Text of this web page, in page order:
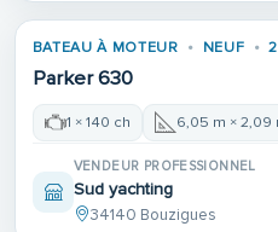
BATEAU À MOTEUR NEUF
Parker 630
1 × 140 ch 6,05 m × 2,09
VENDEUR PROFESSIONNEL
Sud yachting
34140 Bouzigues